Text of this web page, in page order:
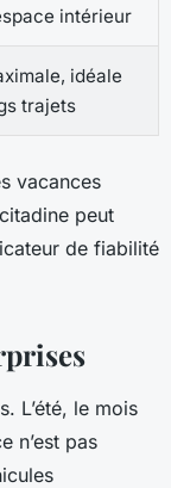
intérieur
idéale
trajets
vacances
peut
de fiabilité
L’été, le mois
n’est pas